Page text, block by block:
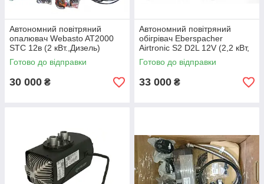
Автономний повітряний
опалювач Webasto AT2000
STC 12в (2 кВт.,Дизель)
(9034358B)
Готово до відправки
30 000 ₴
Автономний повітряний
обігрівач Eberspacher
Airtronic S2 D2L 12V (2,2 кВт,
Дизель) (25 2721 05 0000)
Готово до відправки
33 000 ₴